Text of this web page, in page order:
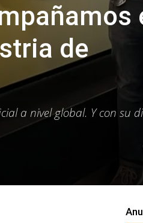
de
a nivel global. Y con su